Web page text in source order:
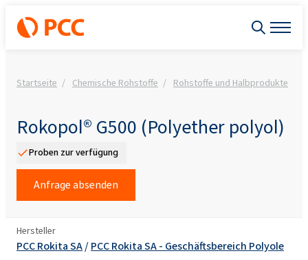
Startseite Chemische Rohstoffe Rohstoffe und Halbprodukte
Rokopol® G500 (Polyether polyol)
Proben zur verfügung
Anfrage absenden
Hersteller
PCC Rokita SA/PCC Rokita SA - Geschäftsbereich Polyole